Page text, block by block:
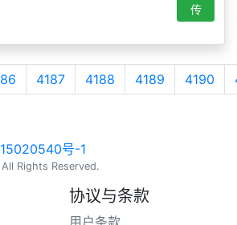
传
4187 4188 4189 4190
号-1
Rights Reserved.
协议与条款
用户条款